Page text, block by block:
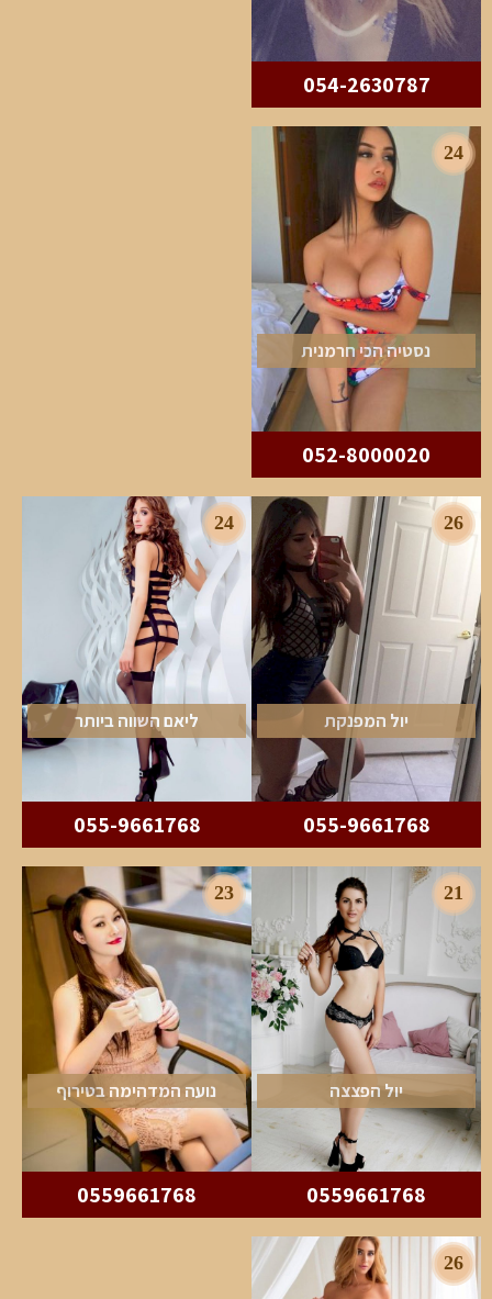
054-2630787
24
נסטיה הכי חרמנית
052-8000020
26
יול המפנקת
055-9661768
24
ליאם השווה ביותר
055-9661768
21
יול הפצצה
0559661768
23
נועה המדהימה בטירוף
0559661768
26